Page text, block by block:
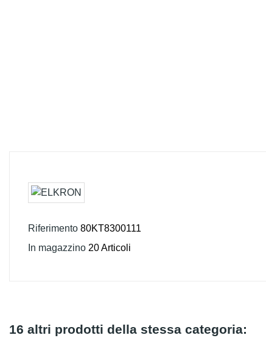
Riferimento 80KT8300111
In magazzino 20 Articoli
16 altri prodotti della stessa categoria: